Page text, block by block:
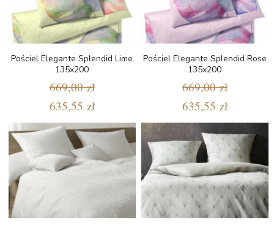
Pościel Elegante Splendid Lime
135x200
669,00 zł
635,55 zł
Pościel Elegante Splendid Rose
135x200
669,00 zł
635,55 zł